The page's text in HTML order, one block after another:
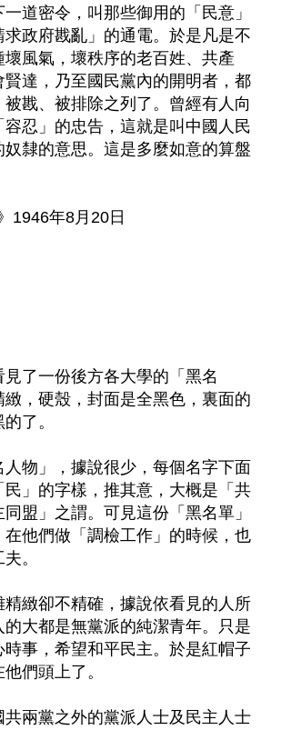
道密令，叫那些御用的「民意」
政府戡亂」的通電。於是凡是不
風氣，壞秩序的老百姓、共產
達，乃至國民黨內的開明者，都
戡、被排除之列了。曾經有人向
容忍」的忠告，這就是叫中國人民
奴隸的意思。這是多麼如意的算盤
1946年8月20日
了一份後方各大學的「黑名
，硬殼，封面是全黑色，裏面的
了。
物」，據說很少，每個名字下面
」的字樣，推其意，大概是「共
盟」之謂。可見這份「黑名單」
他們做「調檢工作」的時候，也
。
緻卻不精確，據說依看見的人所
大都是無黨派的純潔青年。只是
事，希望和平民主。於是紅帽子
們頭上了。
共兩黨之外的黨派人士及民主人士